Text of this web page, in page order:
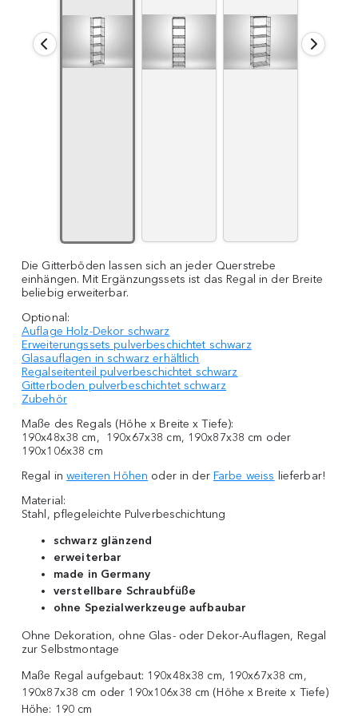
Die Gitterböden lassen sich an jeder Querstrebe
einhängen. Mit Ergänzungssets ist das Regal in der Breite
beliebig erweiterbar.
Optional:
Auflage Holz-Dekor schwarz
Erweiterungssets pulverbeschichtet schwarz
Glasauflagen in schwarz erhältlich
Regalseitenteil pulverbeschichtet schwarz
Gitterboden pulverbeschichtet schwarz
Zubehör
Maße des Regals (Höhe x Breite x Tiefe):
190x48x38 cm, 190x67x38 cm, 190x87x38 cm oder
190x106x38 cm
Regal inweiteren Höhen oder in der Farbe weiss lieferbar!
Material:
Stahl, pflegeleichte Pulverbeschichtung
schwarz glänzend
erweiterbar
made in Germany
verstellbare Schraubfüße
ohne Spezialwerkzeuge aufbaubar
Ohne Dekoration, ohne Glas- oder Dekor-Auflagen, Regal
zur Selbstmontage
Maße Regal aufgebaut: 190x48x38 cm, 190x67x38 cm,
190x87x38 cm oder 190x106x38 cm (Höhe x Breite x Tiefe)
Höhe: 190 cm